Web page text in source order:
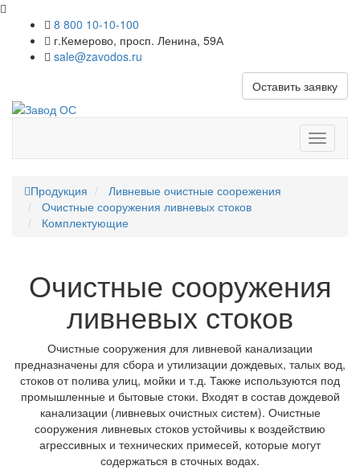
8 800 10-10-100
г.Кемерово, просп. Ленина, 59А
sale@zavodos.ru
Оставить заявку
меню
Продукция
Ливневые очистные соорежения
Очистные сооружения ливневых стоков
Комплектующие
Очистные сооружения
ливневых стоков
Очистные сооружения для ливневой канализации
предназначены для сбора и утилизации дождевых, талых вод,
стоков от полива улиц, мойки и т.д. Также используются под
промышленные и бытовые стоки. Входят в состав дождевой
канализации (ливневых очистных систем). Очистные
сооружения ливневых стоков устойчивы к воздействию
агрессивных и технических примесей, которые могут
содержаться в сточных водах.